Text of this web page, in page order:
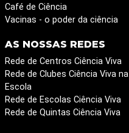
Café de Ciência
Vacinas - o poder da ciência
AS NOSSAS REDES
Rede de Centros Ciência Viva
Rede de Clubes Ciência Viva na
Escola
Rede de Escolas Ciência Viva
Rede de Quintas Ciência Viva